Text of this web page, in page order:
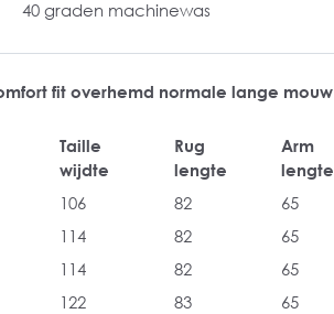
40 graden machinewas
fit overhemd normale lange mouw
Taille
wijdte
Rug
lengte
Arm
lengte
106 82
65
114 82
65
114 82
65
122 83
65